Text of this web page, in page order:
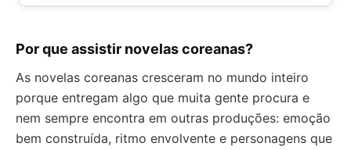
Por que assistir novelas coreanas?
As novelas coreanas cresceram no mundo inteiro
porque entregam algo que muita gente procura e
nem sempre encontra em outras produções: emoção
bem construída, ritmo envolvente e personagens que